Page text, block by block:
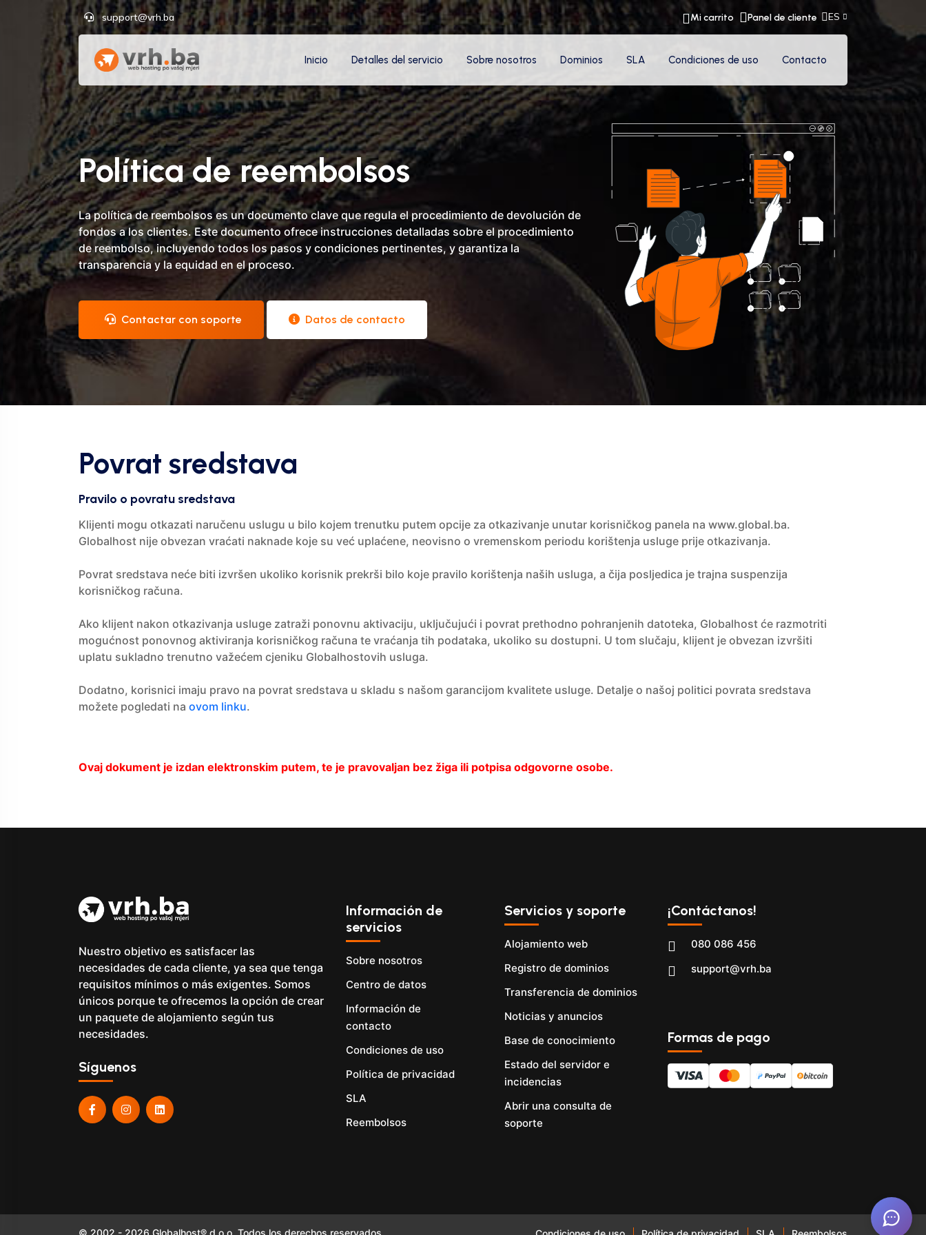
support@vrh.ba Mi carrito Panel de cliente ES
Inicio Detalles del servicio Sobre nosotros Dominios SLA Condiciones de uso Contacto
Política de reembolsos
La política de reembolsos es un documento clave que regula el procedimiento de devolución de
fondos a los clientes. Este documento ofrece instrucciones detalladas sobre el procedimiento
de reembolso, incluyendo todos los pasos y condiciones pertinentes, y garantiza la
transparencia y la equidad en el proceso.
Contactar con soporte Datos de contacto
Povrat sredstava
Pravilo o povratu sredstava
Klijenti mogu otkazati naručenu uslugu u bilo kojem trenutku putem opcije za otkazivanje unutar korisničkog panela na www.global.ba.
Globalhost nije obvezan vraćati naknade koje su već uplaćene, neovisno o vremenskom periodu korištenja usluge prije otkazivanja.
Povrat sredstava neće biti izvršen ukoliko korisnik prekrši bilo koje pravilo korištenja naših usluga, a čija posljedica je trajna suspenzija
korisničkog računa.
Ako klijent nakon otkazivanja usluge zatraži ponovnu aktivaciju, uključujući i povrat prethodno pohranjenih datoteka, Globalhost će razmotriti
mogućnost ponovnog aktiviranja korisničkog računa te vraćanja tih podataka, ukoliko su dostupni. U tom slučaju, klijent je obvezan izvršiti
uplatu sukladno trenutno važećem cjeniku Globalhostovih usluga.
Dodatno, korisnici imaju pravo na povrat sredstava u skladu s našom garancijom kvalitete usluge. Detalje o našoj politici povrata sredstava
možete pogledati na ovom linku.
Ovaj dokument je izdan elektronskim putem, te je pravovaljan bez žiga ili potpisa odgovorne osobe.
Nuestro objetivo es satisfacer las
necesidades de cada cliente, ya sea que tenga
requisitos mínimos o más exigentes. Somos
únicos porque te ofrecemos la opción de crear
un paquete de alojamiento según tus
necesidades.
Síguenos
Información de
servicios
Sobre nosotros
Centro de datos
Información de
contacto
Condiciones de uso
Política de privacidad
SLA
Reembolsos
Servicios y soporte
Alojamiento web
Registro de dominios
Transferencia de dominios
Noticias y anuncios
Base de conocimiento
Estado del servidor e
incidencias
Abrir una consulta de
soporte
¡Contáctanos!
080 086 456
support@vrh.ba
Formas de pago